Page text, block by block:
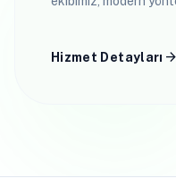
Hizmet Detayları arrow_forward